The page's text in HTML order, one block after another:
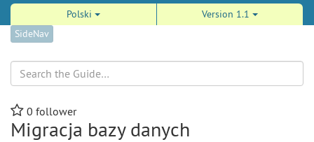
Polski
Version 1.1
SideNav
0 follower
Migracja bazy danych